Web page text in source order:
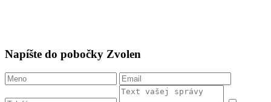
Napíšte do pobočky Zvolen